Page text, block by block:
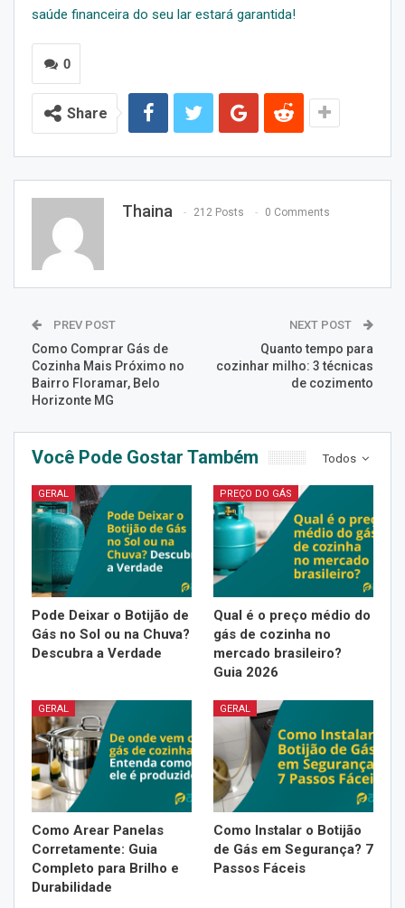
saúde financeira do seu lar estará garantida!
0
Share
Thaina 212 Posts 0 Comments
PREV POST
Como Comprar Gás de
Cozinha Mais Próximo no
Bairro Floramar, Belo
Horizonte MG
NEXT POST
Quanto tempo para
cozinhar milho: 3 técnicas
de cozimento
Todos
Você Pode Gostar Também
GERAL
Pode Deixar o Botijão de
Gás no Sol ou na Chuva?
Descubra a Verdade
PREÇO DO GÁS
Qual é o preço médio do
gás de cozinha no
mercado brasileiro?
Guia 2026
GERAL
Como Arear Panelas
Corretamente: Guia
Completo para Brilho e
Durabilidade
GERAL
Como Instalar o Botijão
de Gás em Segurança? 7
Passos Fáceis